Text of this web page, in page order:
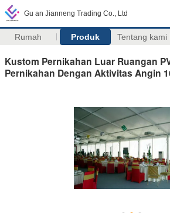
Gu an Jianneng Trading Co., Ltd
Rumah Produk Tentang kami
Kustom Pernikahan Luar Ruangan
Pernikahan Dengan Aktivitas Angin